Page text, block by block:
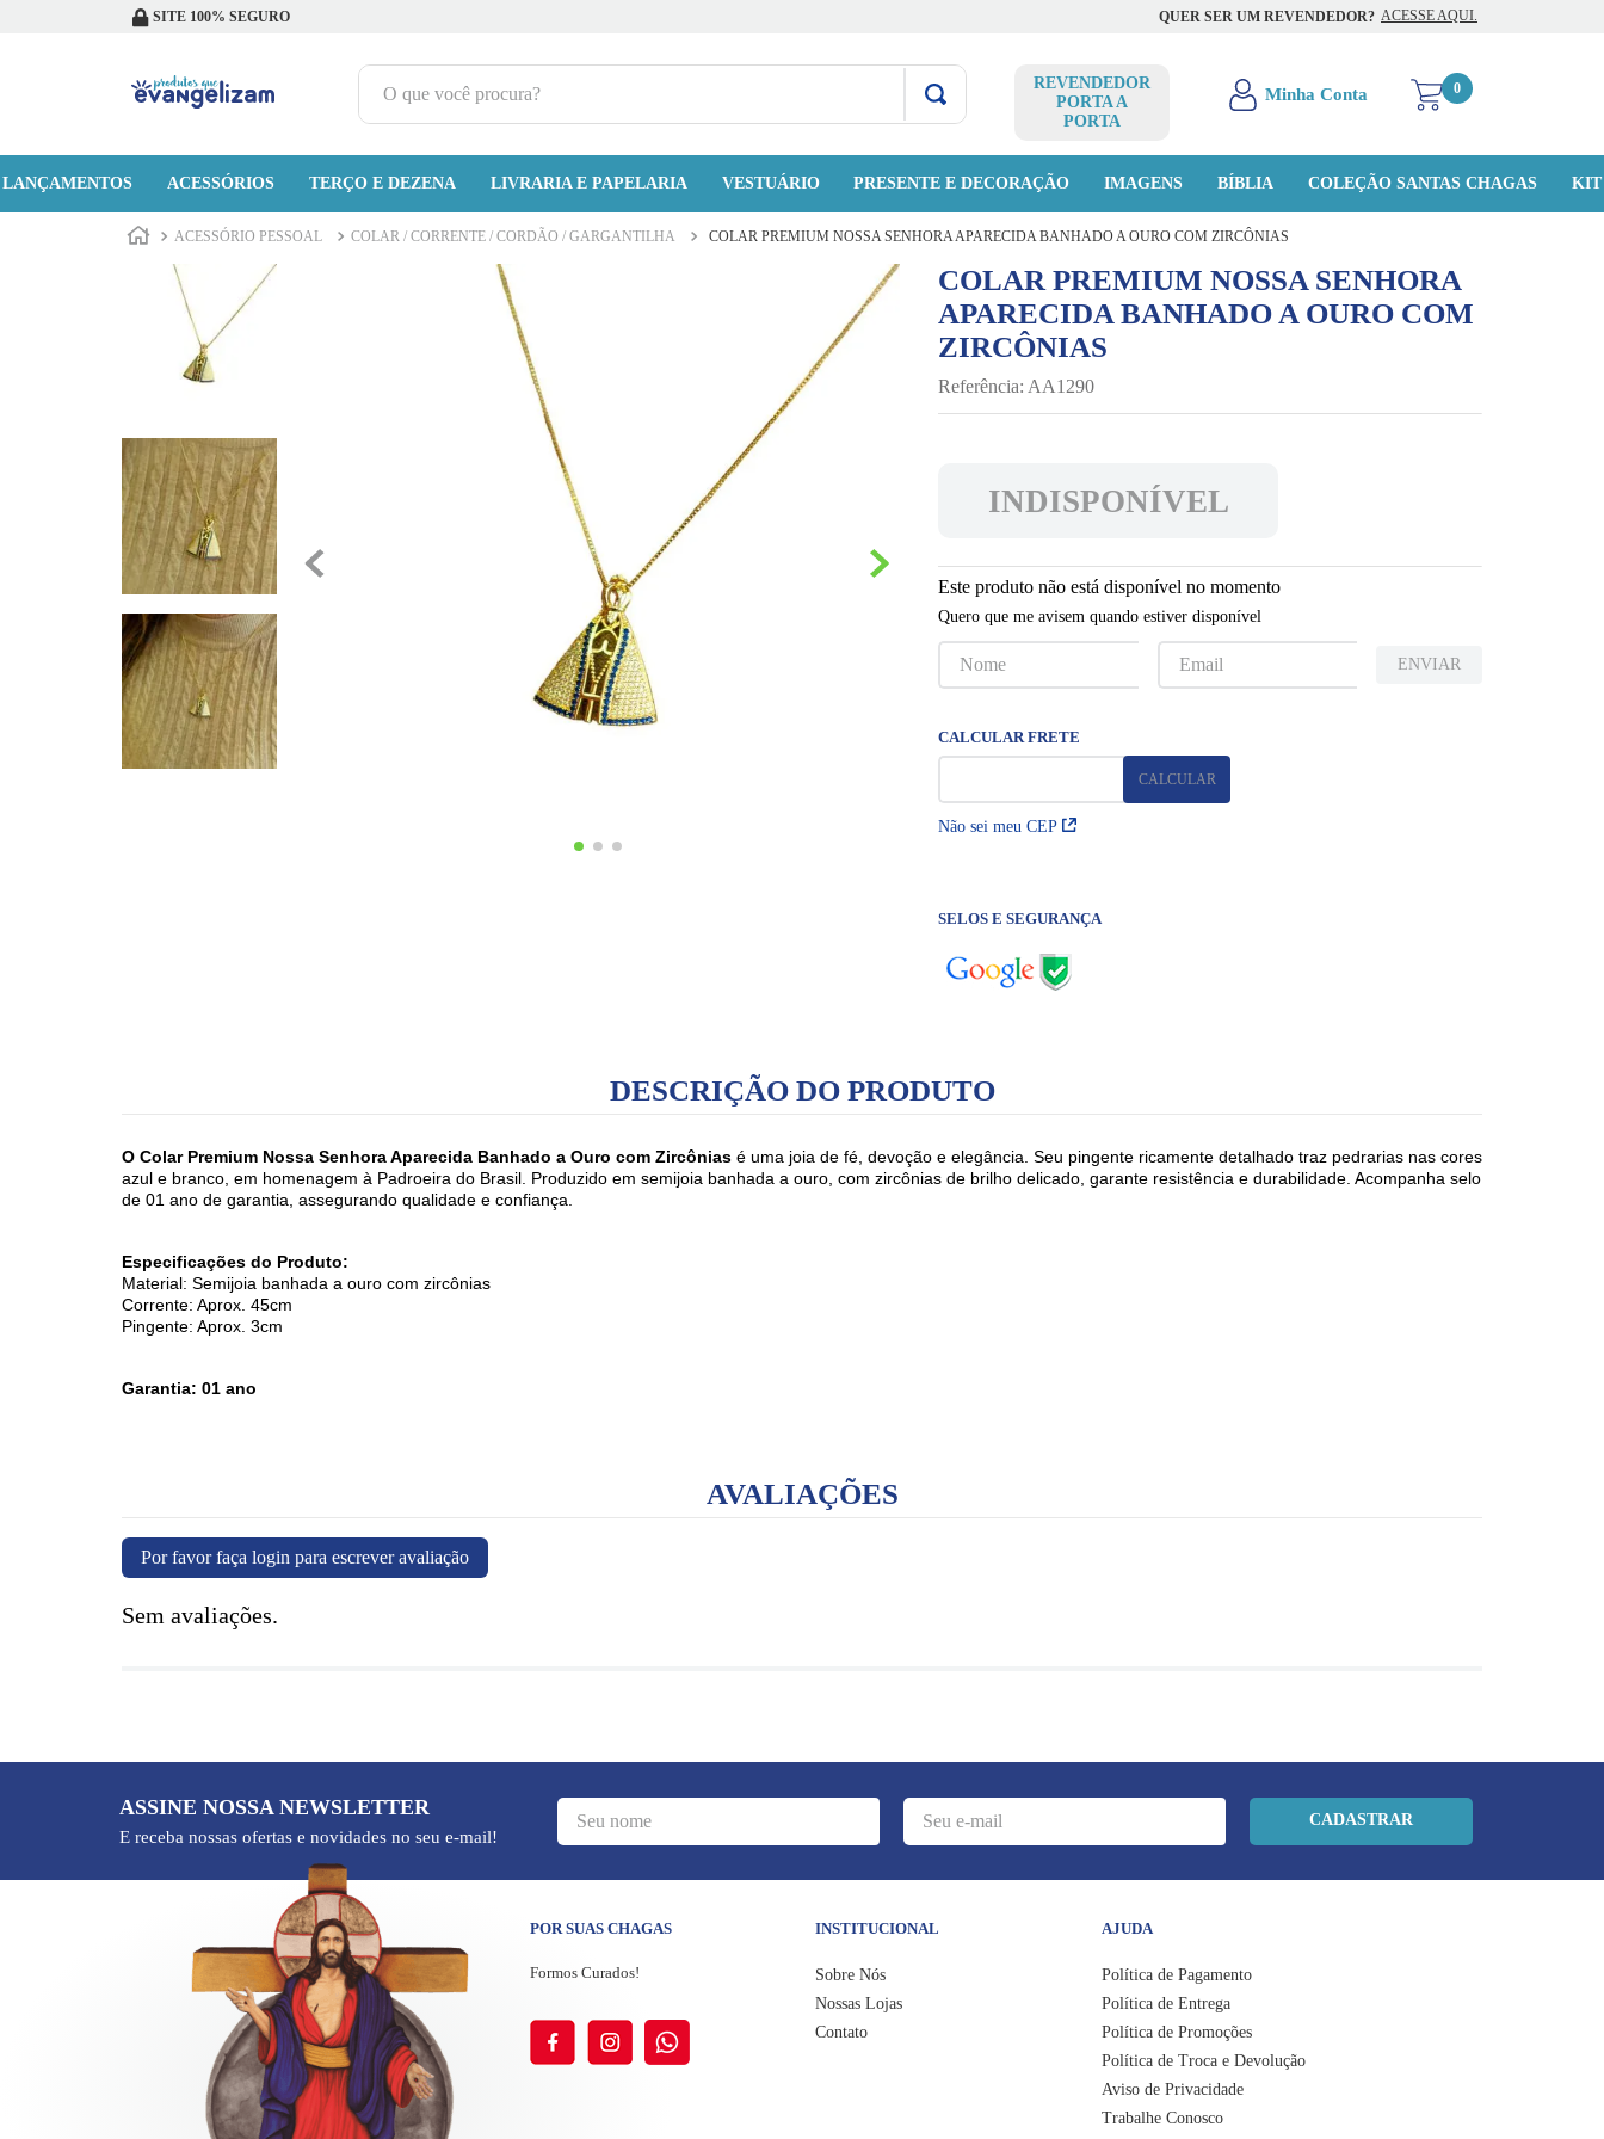
SITE 100% SEGURO QUER SER UM REVENDEDOR? ACESSE AQUI.
O que você procura?
REVENDEDOR
PORTA A
PORTA
0
LANÇAMENTOS ACESSÓRIOS TERÇO E DEZENA LIVRARIA E PAPELARIA VESTUÁRIO PRESENTE E DECORAÇÃO IMAGENS BÍBLIA COLEÇÃO SANTAS CHAGAS KIT
ACESSÓRIO PESSOAL COLAR / CORRENTE / CORDÃO / GARGANTILHA COLAR PREMIUM NOSSA SENHORA APARECIDA BANHADO A OURO COM ZIRCÔNIAS
COLAR PREMIUM NOSSA SENHORA
APARECIDA BANHADO A OURO COM
ZIRCÔNIAS
Referência: AA1290
INDISPONÍVEL
Este produto não está disponível no momento
Quero que me avisem quando estiver disponível
ENVIAR
Não sei meu CEP
SELOS E SEGURANÇA
DESCRIÇÃO DO PRODUTO
O Colar Premium Nossa Senhora Aparecida Banhado a Ouro com Zircônias é uma joia de fé, devoção e elegância. Seu pingente ricamente detalhado traz pedrarias nas cores
azul e branco, em homenagem à Padroeira do Brasil. Produzido em semijoia banhada a ouro, com zircônias de brilho delicado, garante resistência e durabilidade. Acompanha selo
de 01 ano de garantia, assegurando qualidade e confiança.
Especificações do Produto:
Material: Semijoia banhada a ouro com zircônias
Corrente: Aprox. 45cm
Pingente: Aprox. 3cm
Garantia: 01 ano
AVALIAÇÕES
Por favor faça login para escrever avaliação
Sem avaliações.
ASSINE NOSSA NEWSLETTER
E receba nossas ofertas e novidades no seu e-mail!
CADASTRAR
POR SUAS CHAGAS
Formos Curados!
INSTITUCIONAL
Sobre Nós
Nossas Lojas
Contato
AJUDA
Política de Pagamento
Política de Entrega
Política de Promoções
Política de Troca e Devolução
Aviso de Privacidade
Trabalhe Conosco
1º
terço jesus santas chagas
2º
terço santas chagas
4
quaresma são miguel
5º
7º
jesus santa chagas
8 º
capelinha jesus santas chagas
9º
terços
10º pulseira